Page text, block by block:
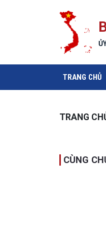
TRANG CHỦ
TRANG
CÙNG